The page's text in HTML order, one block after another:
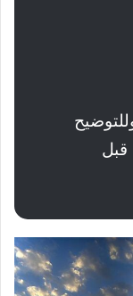
قبل